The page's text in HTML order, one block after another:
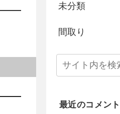
未分類
間取り
最近のコメント